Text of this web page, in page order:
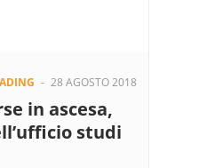
- 28 AGOSTO 2018
in ascesa,
studi